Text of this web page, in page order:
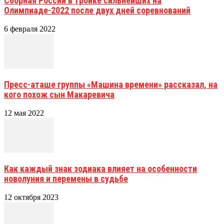
Олимпиаде-2022 после двух дней соревнований
6 февраля 2022
Пресс-аташе группы «Машина времени» рассказал, на
кого похож сын Макаревича
12 мая 2022
Как каждый знак зодиака влияет на особенности
новолуния и перемены в судьбе
12 октября 2023